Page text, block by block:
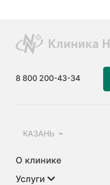
8 800 200-43-34
КАЗАНЬ
О клинике
Услуги